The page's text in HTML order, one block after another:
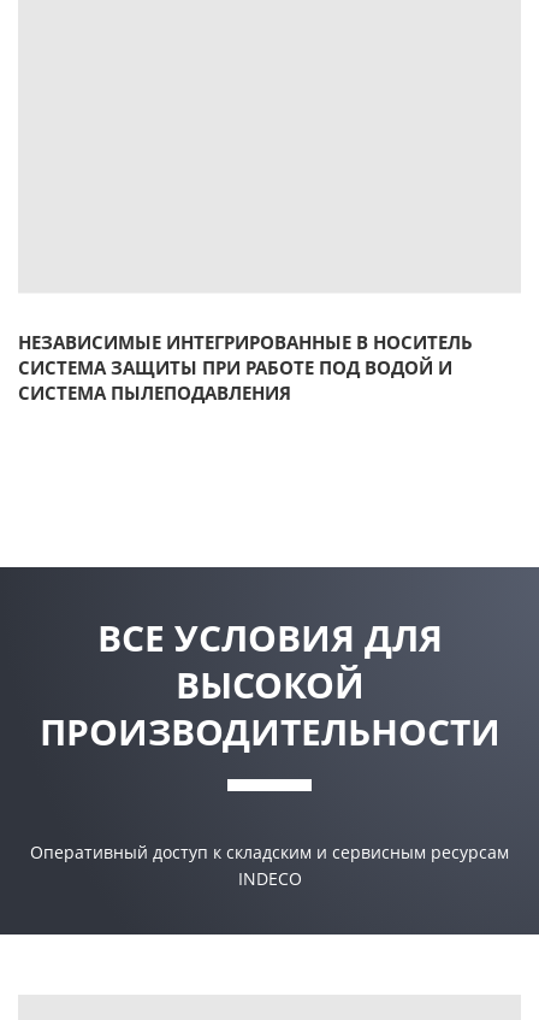
НЕЗАВИСИМЫЕ ИНТЕГРИРОВАННЫЕ В НОСИТЕЛЬ
СИСТЕМА ЗАЩИТЫ ПРИ РАБОТЕ ПОД ВОДОЙ И
СИСТЕМА ПЫЛЕПОДАВЛЕНИЯ
ВСЕ УСЛОВИЯ ДЛЯ
ВЫСОКОЙ
ПРОИЗВОДИТЕЛЬНОСТИ
Оперативный доступ к складским и сервисным ресурсам
INDECO